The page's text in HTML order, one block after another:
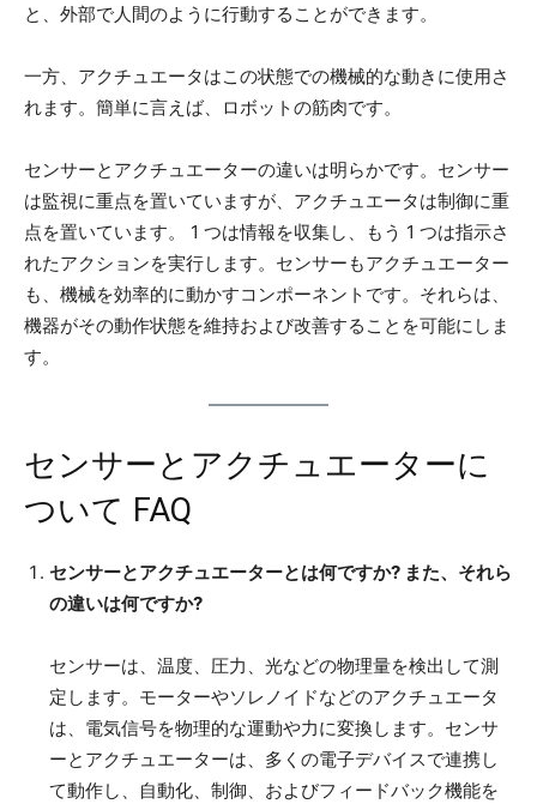
と、外部で人間のように行動することができます。
一方、アクチュエータはこの状態での機械的な動きに使用さ
れます。簡単に言えば、ロボットの筋肉です。
センサーとアクチュエーターの違いは明らかです。センサー
は監視に重点を置いていますが、アクチュエータは制御に重
点を置いています。 1 つは情報を収集し、もう 1 つは指示さ
れたアクションを実行します。センサーもアクチュエーター
も、機械を効率的に動かすコンポーネントです。それらは、
機器がその動作状態を維持および改善することを可能にしま
す。
センサーとアクチュエーターに
ついて FAQ
センサーとアクチュエーターとは何ですか? また、それら
の違いは何ですか?
センサーは、温度、圧力、光などの物理量を検出して測
定します。モーターやソレノイドなどのアクチュエータ
は、電気信号を物理的な運動や力に変換します。センサ
ーとアクチュエーターは、多くの電子デバイスで連携し
て動作し、自動化、制御、およびフィードバック機能を